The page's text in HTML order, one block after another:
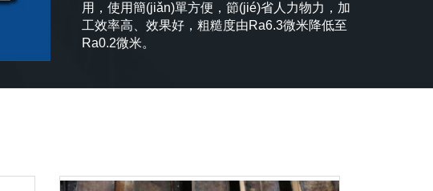
用，使用簡(jiǎn)單方便，節(jié)省人力物力，加
工效率高、效果好，粗糙度由Ra6.3微米降低至
Ra0.2微米。